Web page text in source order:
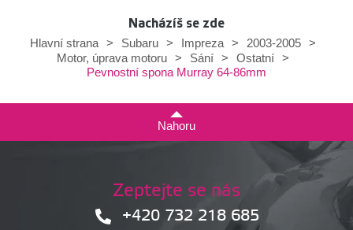
Nacházíš se zde
Hlavní strana
> Subaru > Impreza > 2003-2005
>
Motor, úprava motoru
> Sání > Ostatní
>
Pevnostní spona Murray 64-86mm
Nahoru
Zeptejte se nás
+420 732 218 685